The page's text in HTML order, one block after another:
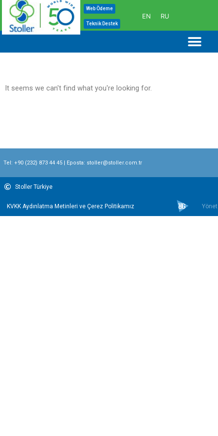
İçeriğe
Web Ödeme
Teknik Destek
EN RU
It seems we can't find what you're looking for.
Tel: +90 (232) 873 44 45 | Eposta: stoller@stoller.com.tr
Stoller Türkiye
KVKK Aydınlatma Metinleri ve Çerez Politikamız Yönet